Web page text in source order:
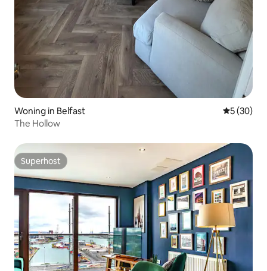
Woning in Belfast
5 (30)
The Hollow
Superhost
Superhost